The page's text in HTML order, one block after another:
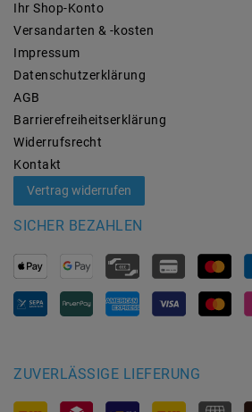
Ihr Shop-Konto
Versandarten & -kosten
Impressum
Daten­schutz­erklärung
AGB
Barrierefreiheitserklärung
Widerrufs­recht
Kontakt
Vertrag widerrufen
SICHER BEZAHLEN
ZUVERLÄSSIGE LIEFERUNG